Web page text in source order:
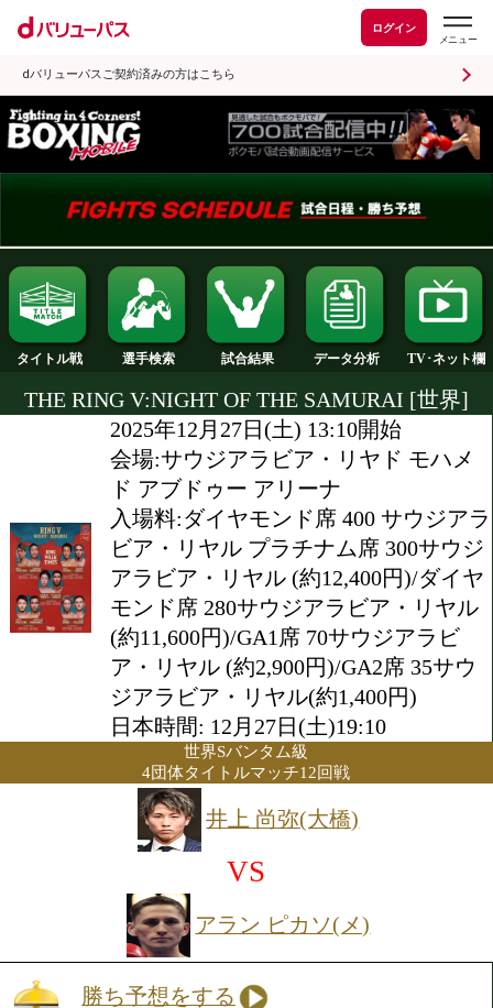
ログイン
dバリューパスご契約済みの方はこちら
選手検索 試合結果 データ分析
THE RING V:NIGHT OF THE
2025年12月27日(土) 13:10開始
会場:サウジアラビア・リヤド
ド アブドゥー アリーナ
入場料:ダイヤモンド席 400
ビア・リヤル プラチナム席
アラビア・リヤル (約12,400
モンド席 280サウジアラビア
(約11,600円)/GA1席 70サウジ
ア・リヤル (約2,900円)/GA2
ジアラビア・リヤル(約1,400
日本時間: 12月27日(土)19:10
4団体タイトルマッチ12回戦
井上 尚弥(大橋)